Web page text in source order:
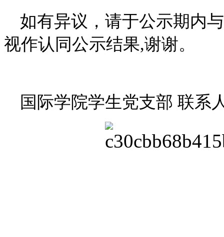
如有异议，请于公示期内
视作认同公示结果,谢谢。
国际学院学生党支部 联系